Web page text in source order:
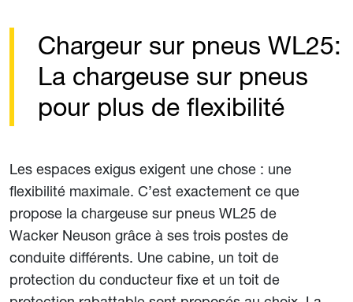
Chargeur sur pneus WL25:
La chargeuse sur pneus
pour plus de flexibilité
Les espaces exigus exigent une chose : une
flexibilité maximale. C’est exactement ce que
propose la chargeuse sur pneus WL25 de
Wacker Neuson grâce à ses trois postes de
conduite différents. Une cabine, un toit de
protection du conducteur fixe et un toit de